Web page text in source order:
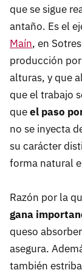
que se sigue
antaño. Es el
Maín, en
producción
alturas, y que
que el trabajo
queel paso
no se inyecta
su carácter
forma natural
Razón por la
gana
queso
asegura.
también